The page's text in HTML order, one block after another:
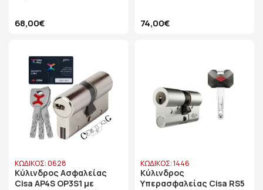
68,00€ 74,00€
ΚΩΔΙΚΟΣ: 0628
Κύλινδρος Ασφαλείας
Cisa AP4S OP3S1 με
ΚΩΔΙΚΟΣ: 1446
Κύλινδρος
Υπερασφαλείας Cisa RS5